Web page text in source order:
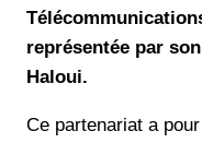
représentée par
Haloui.
Ce partenariat a